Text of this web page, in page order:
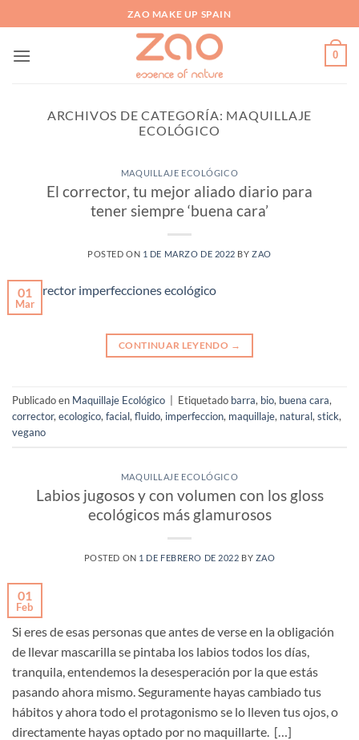
al
contenido
ZAO MAKE UP SPAIN
0
ARCHIVOS DE CATEGORÍA: MAQUILLAJE
ECOLÓGICO
MAQUILLAJE ECOLÓGICO
El corrector, tu mejor aliado diario para
tener siempre ‘buena cara’
POSTED ON 1 DE MARZO DE 2022 BYZAO
01
Mar
CONTINUAR LEYENDO →
Publicado en Maquillaje Ecológico Etiquetado barra, bio, buena cara,
corrector,ecologico,facial,fluido, imperfeccion, maquillaje, natural,stick,
vegano
MAQUILLAJE ECOLÓGICO
Labios jugosos y con volumen con los gloss
ecológicos más glamurosos
POSTED ON 1 DE FEBRERO DE 2022 BY ZAO
01
Feb
Si eres de esas personas que antes de verse en la obligación
de llevar mascarilla se pintaba los labios todos los días,
tranquila, entendemos la desesperación por la que estás
pasando ahora mismo. Seguramente hayas cambiado tus
hábitos y ahora todo el protagonismo se lo lleven tus ojos, o
directamente hayas optado por no maquillarte. […]